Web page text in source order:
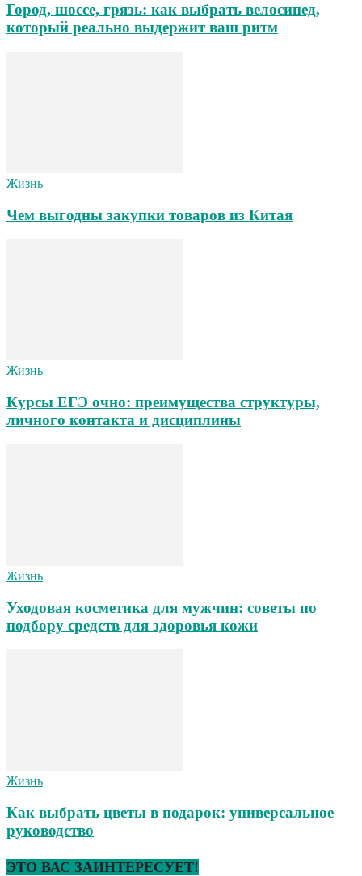
Город, шоссе, грязь: как выбрать велосипед,
который реально выдержит ваш ритм
Жизнь
Чем выгодны закупки товаров из Китая
Жизнь
Курсы ЕГЭ очно: преимущества структуры,
личного контакта и дисциплины
Жизнь
Уходовая косметика для мужчин: советы по
подбору средств для здоровья кожи
Жизнь
Как выбрать цветы в подарок: универсальное
руководство
ЭТО ВАС ЗАИНТЕРЕСУЕТ!